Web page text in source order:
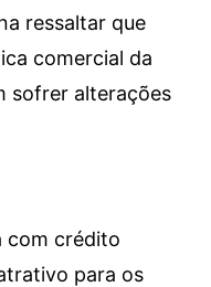
ressaltar que
comercial da
sofrer alterações
com crédito
para os